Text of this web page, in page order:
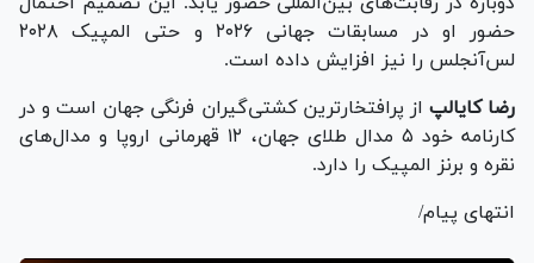
حضور او در مسابقات جهانی ۲۰۲۶ و حتی المپیک ۲۰۲۸
لس‌آنجلس را نیز افزایش داده است.
رضا کایالپ از پرافتخارترین کشتی‌گیران فرنگی جهان است و در
کارنامه خود ۵ مدال طلای جهان، ۱۲ قهرمانی اروپا و مدال‌های
نقره و برنز المپیک را دارد.
انتهای پیام/